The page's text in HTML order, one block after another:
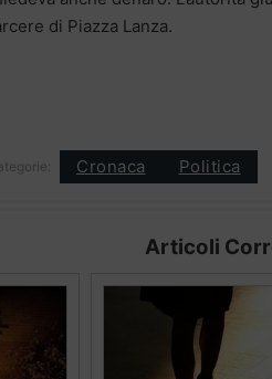
di Piazza Lanza.
Cronaca Politica
Articoli